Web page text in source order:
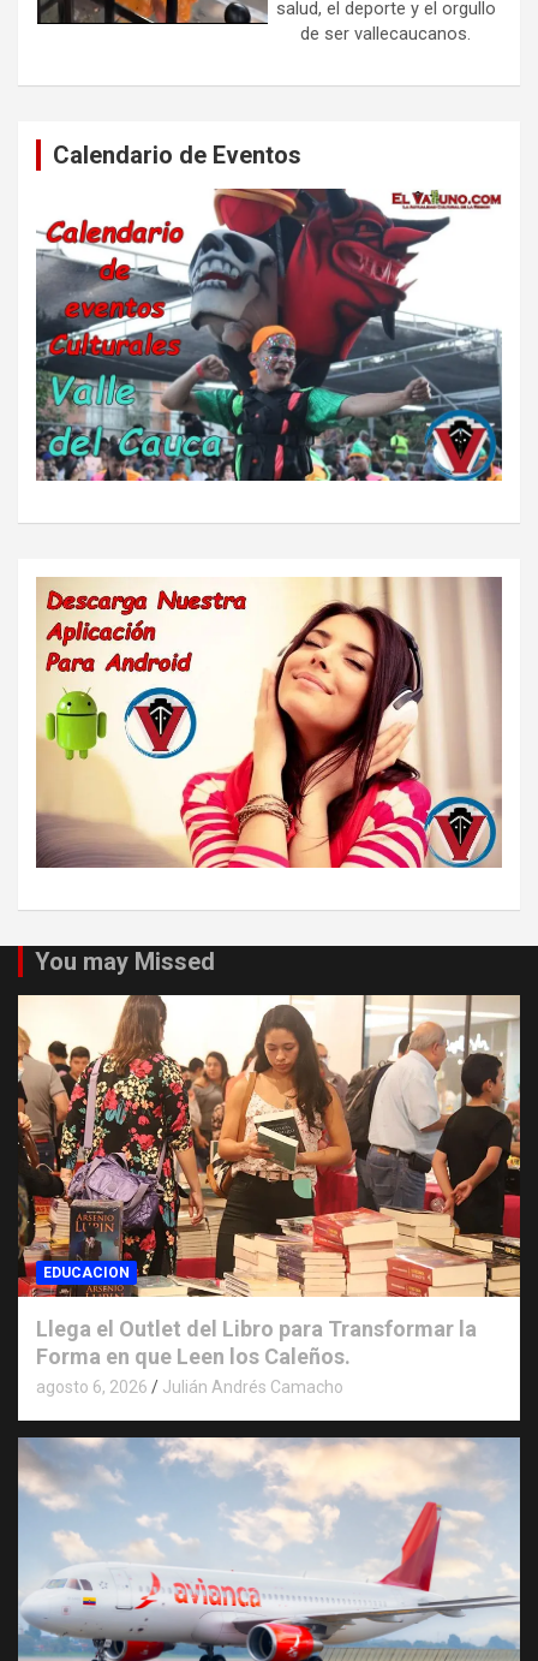
salud, el deporte y el orgullo
de ser vallecaucanos.
Calendario de Eventos
You may Missed
EDUCACION
Llega el Outlet del Libro para Transformar la
Forma en que Leen los Caleños.
agosto 6, 2026 Julián Andrés Camacho